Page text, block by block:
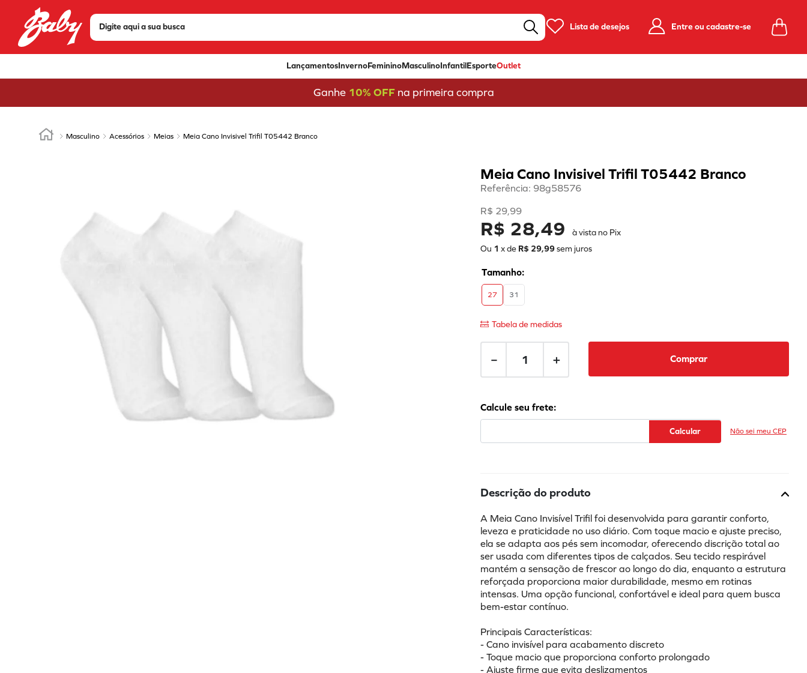
Digite aqui a sua busca
Lista de desejos Entre ou cadastre-se
LançamentosInvernoFemininoMasculinoInfantilEsporteOutlet
Ganhe 10% OFFna primeira compra
Masculino Acessórios Meias Meia Cano Invisivel Trifil T05442 Branco
Meia Cano Invisivel Trifil T05442 Branco
Referência: 98g58576
R$ 29,99
R$ 28,49
à vista no Pix
Ou 1 x de R$ 29,99sem juros
27 31
Tabela de medidas
＋
－ Comprar
Não sei meu CEP
Descrição do produto
A Meia Cano Invisível Trifil foi desenvolvida para garantir conforto,
leveza e praticidade no uso diário. Com toque macio e ajuste preciso,
ela se adapta aos pés sem incomodar, oferecendo discrição total ao
ser usada com diferentes tipos de calçados. Seu tecido respirável
mantém a sensação de frescor ao longo do dia, enquanto a estrutura
reforçada proporciona maior durabilidade, mesmo em rotinas
intensas. Uma opção funcional, confortável e ideal para quem busca
bem-estar contínuo.
Principais Características:
- Cano invisível para acabamento discreto
- Toque macio que proporciona conforto prolongado
- Ajuste firme que evita deslizamentos
TERMOS MAIS BUSCADOS
4º
bota
scarpin